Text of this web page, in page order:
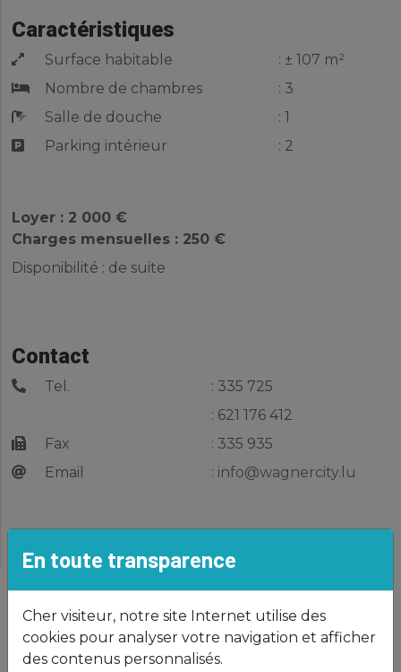
Caractéristiques
Surface habitable
: ± 107 m²
Nombre de chambres
: 3
Salle de douche
: 1
Parking intérieur
: 2
Loyer : 2 000 €
Charges mensuelles : 250 €
Disponibilité : de suite
Contact
Tel.
: 335 725
: 621 176 412
Fax
: 335 935
Email
: info@wagnercity.lu
Description
BEL APPARTEMENT de +/- 107 m2, TERRASSE +/- 25
En toute transparence
Cher visiteur, notre site Internet utilise des
cookies pour analyser votre navigation et afficher
des contenus personnalisés.